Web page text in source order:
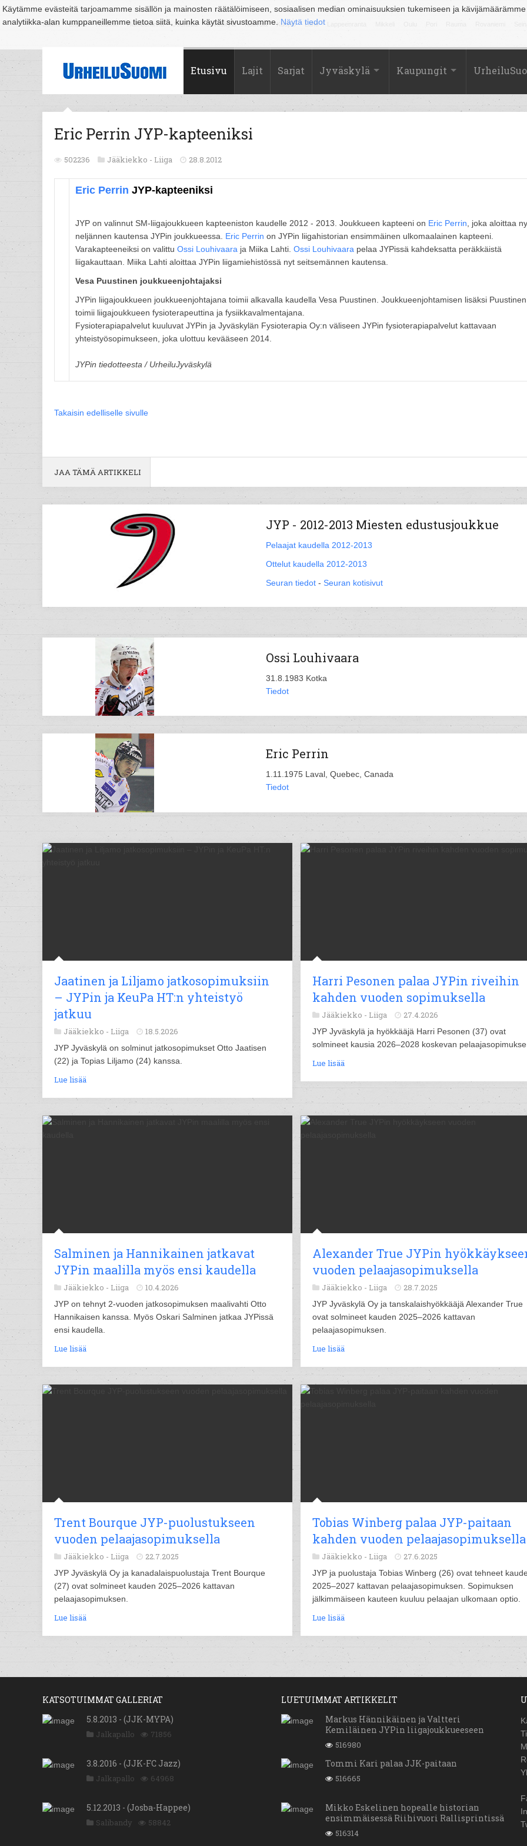
Käytämme evästeitä tarjoamamme sisällön ja mainosten räätälöimiseen, sosiaalisen median ominaisuuksien tukemiseen ja
analytiikka-alan kumppaneillemme tietoa siitä, kuinka käytät sivustoamme. Näytä tiedot
Suomi Espoo Helsinki Hämeenlinna Joensuu Jyväskylä Kouvola Kuopio Lahti
Etusivu Lajit Sarjat Jyväskylä Kaupungit
Eric Perrin JYP-kapteeniksi
502236 Jääkiekko - Liiga 28.8.2012
Eric Perrin JYP-kapteeniksi
JYP on valinnut SM-liigajoukkueen kapteeniston kaudelle 2012 - 2013. Joukkueen kapteeni on Eric Perrin , joka aloittaa
neljännen kautensa JYPin joukkueessa. Eric Perrin on JYPin liigahistorian ensimmäinen ulkomaalainen kapteeni.
Varakapteeneiksi on valittu Ossi Louhivaara ja Miika Lahti. Ossi Louhivaara pelaa JYPissä kahdeksatta peräkkäistä
liigakauttaan. Miika Lahti aloittaa JYPin liigamiehistössä nyt seitsemännen kautensa.
Vesa Puustinen joukkueenjohtajaksi
JYPin liigajoukkueen joukkueenjohtajana toimii alkavalla kaudella Vesa Puustinen. Joukkueenjohtamisen lisäksi Puustinen
toimii liigajoukkueen fysioterapeuttina ja fysiikkavalmentajana.
Fysioterapiapalvelut kuuluvat JYPin ja Jyväskylän Fysioterapia Oy:n väliseen JYPin fysioterapiapalvelut kattavaan
yhteistyösopimukseen, joka ulottuu kevääseen 2014.
JYPin tiedotteesta / UrheiluJyväskylä
Takaisin edelliselle sivulle
JAA TÄMÄ ARTIKKELI
JYP - 2012-2013 Miesten edustusjoukkue
Pelaajat kaudella 2012-2013
Ottelut kaudella 2012-2013
Seuran tiedot - Seuran kotisivut
Ossi Louhivaara
31.8.1983 Kotka
Tiedot
Eric Perrin
1.11.1975 Laval, Quebec, Canada
Tiedot
Jaatinen ja Liljamo jatkosopimuksiin
– JYPin ja KeuPa HT:n yhteistyö
jatkuu
Jääkiekko - Liiga 18.5.2026
JYP Jyväskylä on solminut jatkosopimukset Otto Jaatisen
(22) ja Topias Liljamo (24) kanssa.
Lue lisää
Harri Pesonen palaa JYPin riveihin
kahden vuoden sopimuksella
Jääkiekko - Liiga 27.4.2026
JYP Jyväskylä ja hyökkääjä Harri Pesonen (37) ovat
solmineet kausia 2026–2028 koskevan
Lue lisää
Salminen ja Hannikainen jatkavat
JYPin maalilla myös ensi kaudella
Jääkiekko - Liiga 10.4.2026
JYP on tehnyt 2-vuoden jatkosopimuksen maalivahti Otto
Hannikaisen kanssa. Myös Oskari Salminen jatkaa JYPissä
ensi kaudella.
Lue lisää
Alexander True JYPin
vuoden pelaajasopimuksella
Jääkiekko - Liiga 28.7.2025
JYP Jyväskylä Oy ja tanskalaishyökkääjä Alexander True
ovat solmineet kauden 2025–2026 kattavan
pelaajasopimuksen.
Lue lisää
Trent Bourque JYP-puolustukseen
vuoden pelaajasopimuksella
Jääkiekko - Liiga 22.7.2025
JYP Jyväskylä Oy ja kanadalaispuolustaja Trent Bourque
(27) ovat solmineet kauden 2025–2026 kattavan
pelaajasopimuksen.
Lue lisää
Tobias Winberg palaa JYP-paitaan
kahden vuoden pelaajasopimuksella
Jääkiekko - Liiga 27.6.2025
JYP ja puolustaja Tobias Winberg (26) ovat tehneet
2025–2027 kattavan pelaajasopimuksen. Sopimuksen
jälkimmäiseen kauteen kuuluu pelaajan ulkomaan optio.
Lue lisää
KATSOTUIMMAT GALLERIAT
5.8.2013 - (JJK-MYPA)
Jalkapallo 71856
3.8.2016 - (JJK-FC Jazz)
Jalkapallo 64968
5.12.2013 - (Josba-Happee)
Salibandy 58842
LUETUIMMAT ARTIKKELIT
Markus Hännikäinen ja Valtteri
Kemiläinen JYPin liigajoukkueeseen
516980
Tommi Kari palaa JJK-paitaan
516665
Mikko Eskelinen hopealle historian
ensimmäisessä Riihivuori Rallisprintissä
516314